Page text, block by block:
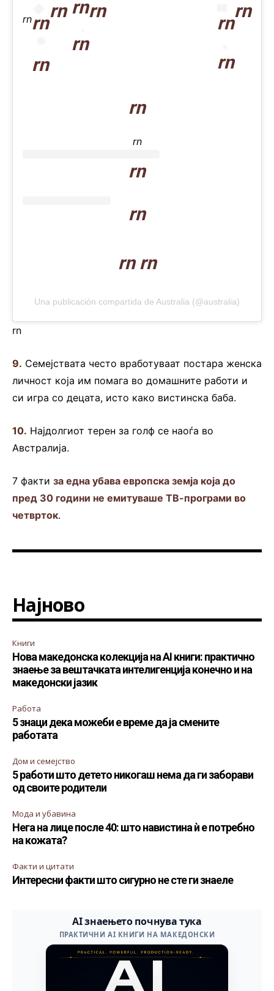
rnrn
rn
rn rn
rn
rn
rn
rn
rn
rn
rn
rn
rn
rn rn
Una publicación compartida de Australia (@australia)
rn
9. Семејствата често вработуваат постара женска
личност која им помага во домашните работи и
си игра со децата, исто како вистинска баба.
10. Најдолгиот терен за голф се наоѓа во
Австралија.
7 факти за една убава европска земја која до
пред 30 години не емитуваше ТВ-програми во
четврток.
Најново
Книги
Нова македонска колекција на AI книги: практично
знаење за вештачката интелигенција конечно и на
македонски јазик
Работа
5 знаци дека можеби е време да ја смените
работата
Дом и семејство
5 работи што детето никогаш нема да ги заборави
од своите родители
Мода и убавина
Нега на лице после 40: што навистина ѝ е потребно
на кожата?
Факти и цитати
Интересни факти што сигурно не сте ги знаеле